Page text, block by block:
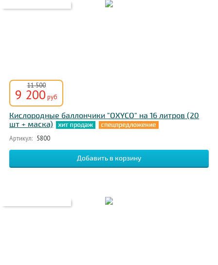
11 500
9 200 руб
Кислородные баллончики "OXYCO" на 16 литров (20
шт + маска)
Артикул: 5800